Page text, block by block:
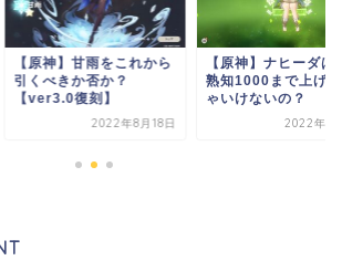
から
月18日
【原神】ナヒーダは元素
熟知1000まで上げなき
ゃいけないの？
2022年11月3日
【原神】
って誰が
者向け】